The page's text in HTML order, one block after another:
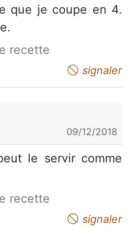
que je coupe en 4.
recette
signaler
09/12/2018
le servir comme
recette
signaler